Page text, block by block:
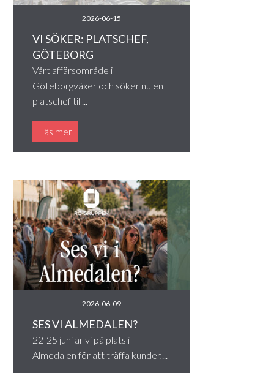
2026-06-15
VI SÖKER: PLATSCHEF,
GÖTEBORG
Vårt affärsområde i
Göteborgväxer och söker nu en
platschef till...
Läs mer
2026-06-09
SES VI ALMEDALEN?
22-25 juni är vi på plats i
Almedalen för att träffa kunder,...